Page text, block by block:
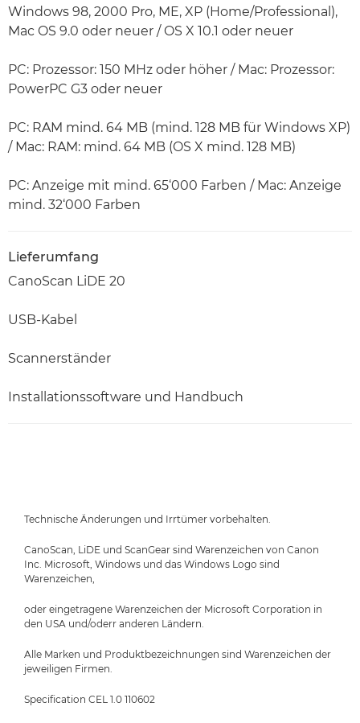
Windows 98, 2000 Pro, ME, XP (Home/Professional),
Mac OS 9.0 oder neuer / OS X 10.1 oder neuer
PC: Prozessor: 150 MHz oder höher / Mac: Prozessor:
PowerPC G3 oder neuer
PC: RAM mind. 64 MB (mind. 128 MB für Windows XP)
/ Mac: RAM: mind. 64 MB (OS X mind. 128 MB)
PC: Anzeige mit mind. 65‘000 Farben / Mac: Anzeige
mind. 32‘000 Farben
Lieferumfang
CanoScan LiDE 20
USB-Kabel
Scannerständer
Installationssoftware und Handbuch
Technische Änderungen und Irrtümer vorbehalten.
CanoScan, LiDE und ScanGear sind Warenzeichen von Canon
Inc. Microsoft, Windows und das Windows Logo sind
Warenzeichen,
oder eingetragene Warenzeichen der Microsoft Corporation in
den USA und/oderr anderen Ländern.
Alle Marken und Produktbezeichnungen sind Warenzeichen der
jeweiligen Firmen.
Specification CEL 1.0 110602